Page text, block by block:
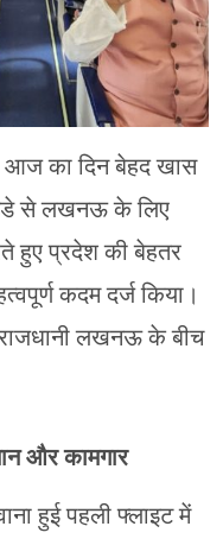
आज का दिन बेहद खास
से लखनऊ के लिए
हुए प्रदेश की बेहतर
कदम दर्ज किया।
लखनऊ के बीच
और कामगार
हुई पहली फ्लाइट में